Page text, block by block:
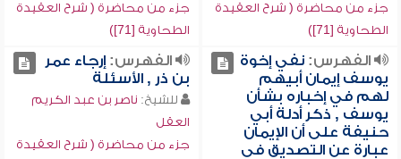
جزء من محاضرة ( شرح العقيدة
الطحاوية [71])
جزء من محاضرة ( شرح العقيدة
الطحاوية [71])
الفهرس:نفي إخوة
يوسف إيمان أبيهم
لهم في إخباره بشأن
يوسف , ذكر أدلة أبي
حنيفة على أن الإيمان
عبارة عن التصديق في
الفهرس:إرجاء عمر
بن ذر , الأسئلة
للشيخ: ناصر بن عبد الكريم
العقل
جزء من محاضرة ( شرح العقيدة